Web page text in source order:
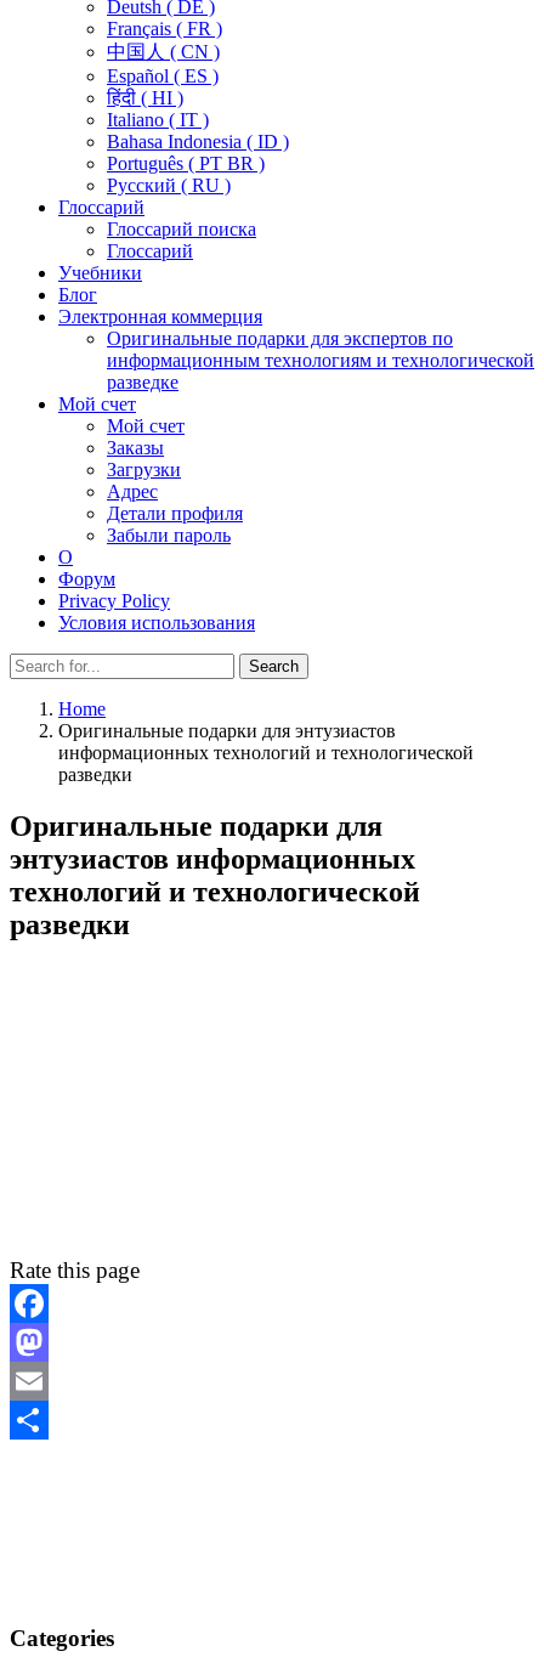
Deutsh ( DE )
Français ( FR )
中国人 ( CN )
Español ( ES )
हिंदी ( HI )
Italiano ( IT )
Bahasa Indonesia ( ID )
Português ( PT BR )
Pусский ( RU )
Глоссарий
Глоссарий поиска
Глоссарий
Учебники
Блог
Электронная коммерция
Оригинальные подарки для экспертов по
информационным технологиям и технологической
разведке
Мой счет
Мой счет
Заказы
Загрузки
Адрес
Детали профиля
Забыли пароль
О
Форум
Privacy Policy
Условия использования
Search
Search
for:
Home
Оригинальные подарки для энтузиастов
информационных технологий и технологической
разведки
Оригинальные подарки для
энтузиастов информационных
технологий и технологической
разведки
Rate this page
Facebook
Mastodon
Email
Categories